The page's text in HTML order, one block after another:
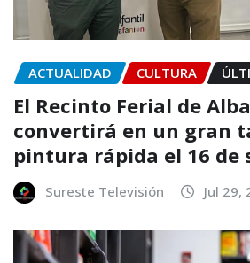
ACTUALIDAD CULTURA
El Recinto Ferial de
convertirá en un gran
pintura rápida el 16 de
Sureste Televisión Jul 29,